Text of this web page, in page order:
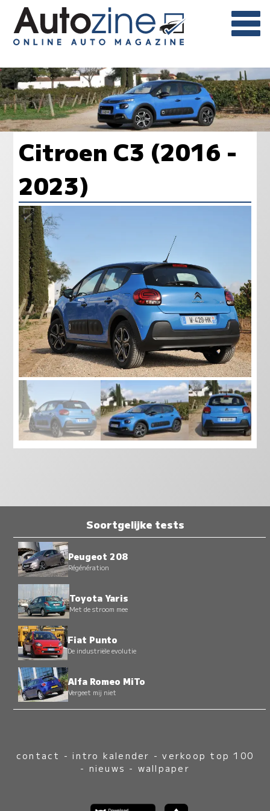
Citroen C3 (2016 -
2023)
Soortgelijke tests
Peugeot 208
Régénération
Toyota Yaris
Met de stroom mee
Fiat Punto
De industriële evolutie
Alfa Romeo MiTo
Vergeet mij niet
contact -intro kalender -verkoop top 100
- nieuws - wallpaper